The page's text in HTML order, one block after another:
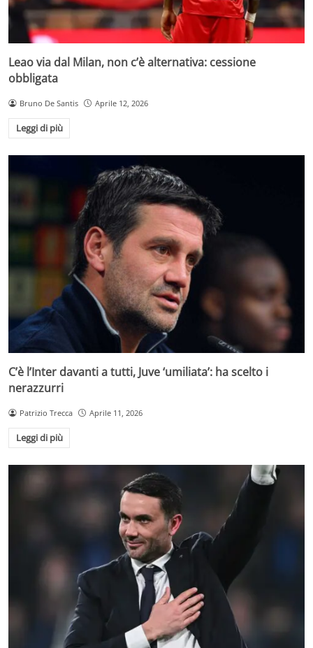
Leao via dal Milan, non c’è alternativa: cessione
obbligata
Bruno De Santis Aprile 12, 2026
Leggi di più
C’è l’Inter davanti a tutti, Juve ‘umiliata’: ha scelto i
nerazzurri
Patrizio Trecca Aprile 11, 2026
Leggi di più